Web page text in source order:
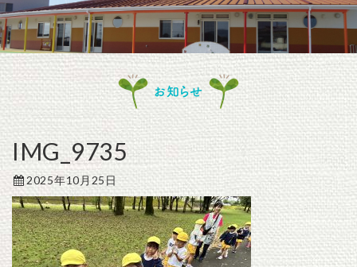
t
n
お知らせ
IMG_9735
2025年10月25日